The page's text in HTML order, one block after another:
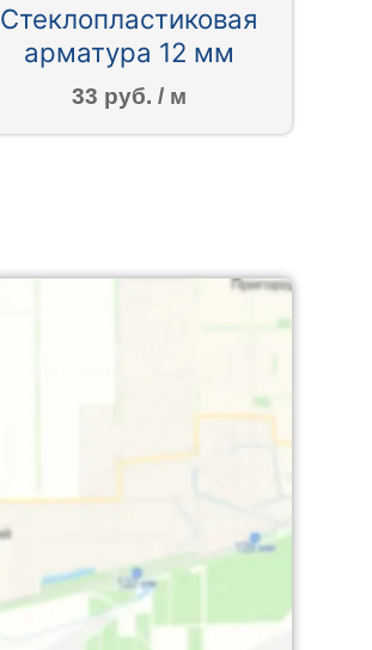
Стеклопластиковая
арматура 12 мм
33 руб. / м